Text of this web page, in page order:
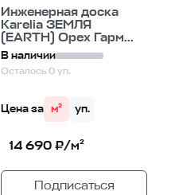
Инженерная доска
Karelia ЗЕМЛЯ
(EARTH) Орех Гарм...
В наличии
Осталось 0 уп.
Цена за м² уп.
14 690 ₽/м²
Подписаться